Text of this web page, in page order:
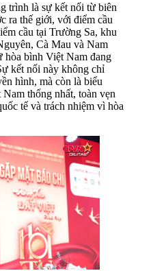
trình là sự kết nối từ biên
ra thế giới, với điểm cầu
cầu tại Trường Sa, khu
Cà Mau và Nam
hòa bình Việt Nam đang
kết nối này không chỉ
hình, mà còn là biểu
thống nhất, toàn vẹn
tế và trách nhiệm vì hòa